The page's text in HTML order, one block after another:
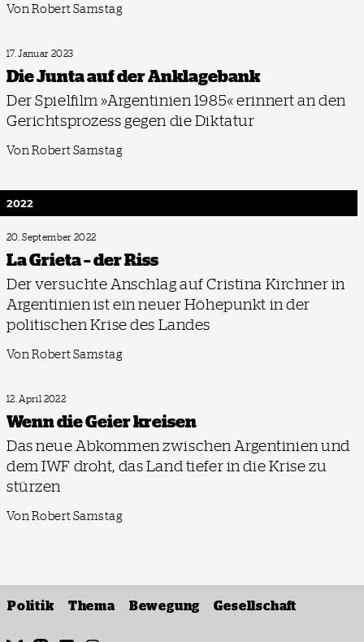
Von Robert Samstag
17. Januar 2023
Die Junta auf der Anklagebank
Der Spielfilm »Argentinien 1985« erinnert an den
Gerichtsprozess gegen die Diktatur
Von Robert Samstag
2022
20. September 2022
La Grieta – der Riss
Der versuchte Anschlag auf Cristina Kirchner in
Argentinien ist ein neuer Höhepunkt in der
politischen Krise des Landes
Von Robert Samstag
12. April 2022
Wenn die Geier kreisen
Das neue Abkommen zwischen Argentinien und
dem IWF droht, das Land tiefer in die Krise zu
stürzen
Von Robert Samstag
Politik Thema Bewegung Gesellschaft